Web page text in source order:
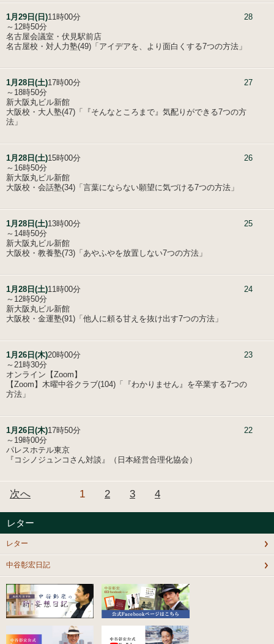
1月29日(日) 28
11時00分
～12時50分
名古屋会議室・伏見駅前店
名古屋校・対人力塾(49)「アイデアを、より面白くする7つの方法」
1月28日(土) 27
17時00分
～18時50分
新大阪丸ビル新館
大阪校・大人塾(47)「『そんなところまで』気配りができる7つの方
法」
1月28日(土) 26
15時00分
～16時50分
新大阪丸ビル新館
大阪校・会話塾(34)「言葉にならない願望に気づける7つの方法」
1月28日(土) 25
13時00分
～14時50分
新大阪丸ビル新館
大阪校・教養塾(73)「あやふやを放置しない7つの方法」
1月28日(土) 24
11時00分
～12時50分
新大阪丸ビル新館
大阪校・金運塾(91)「他人に頼る甘えを抜け出す7つの方法」
1月26日(木) 23
20時00分
～21時30分
オンライン【Zoom】
【Zoom】木曜中谷クラブ(104)「『わかりません』を卒業する7つの
方法」
1月26日(木) 22
17時50分
～19時00分
パレスホテル東京
『コシノジュンコさん対談』（日本経営合理化協会）
1 2 3 4
次へ
レター
レター
中谷彰宏日記